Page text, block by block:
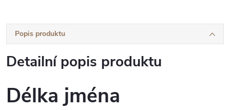
Popis produktu
Detailní popis produktu
Délka jména